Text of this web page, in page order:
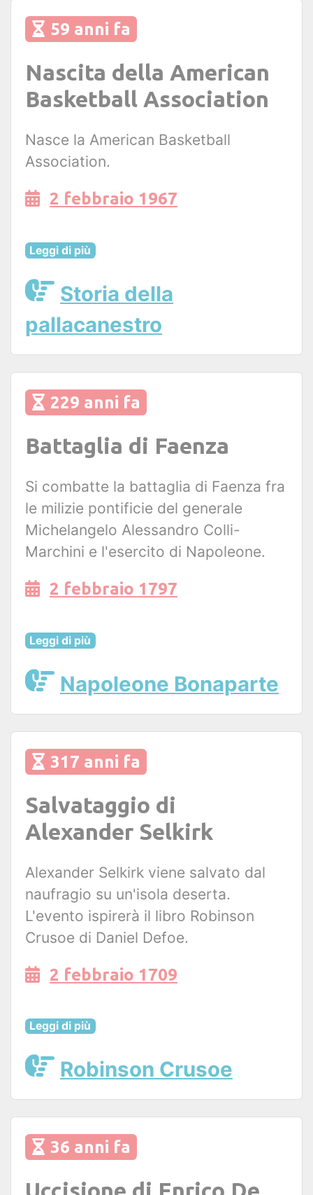
59 anni fa
Nascita della American
Basketball Association
Nasce la American Basketball
Association.
2 febbraio 1967
Leggi di più
Storia della
pallacanestro
229 anni fa
Battaglia di Faenza
Si combatte la battaglia di Faenza fra
le milizie pontificie del generale
Michelangelo Alessandro Colli-
Marchini e l'esercito di Napoleone.
2 febbraio 1797
Leggi di più
Napoleone Bonaparte
317 anni fa
Salvataggio di
Alexander Selkirk
Alexander Selkirk viene salvato dal
naufragio su un'isola deserta.
L'evento ispirerà il libro Robinson
Crusoe di Daniel Defoe.
2 febbraio 1709
Leggi di più
Robinson Crusoe
36 anni fa